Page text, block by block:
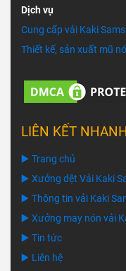
Dịch vụ
Cung cấp vải Kaki
Thiết kế, sản xuất mũ
LIÊN KẾT NHANH
▶️ Trang chủ
▶️ Xưởng dệt Vải Kaki
▶️ Thông tin vải Kaki
▶️ Xưởng may nón vải
▶️ Tin tức
▶️ Liên hệ